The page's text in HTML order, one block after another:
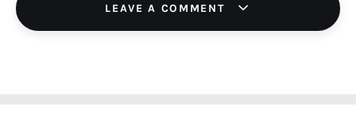
LEAVE A COMMENT